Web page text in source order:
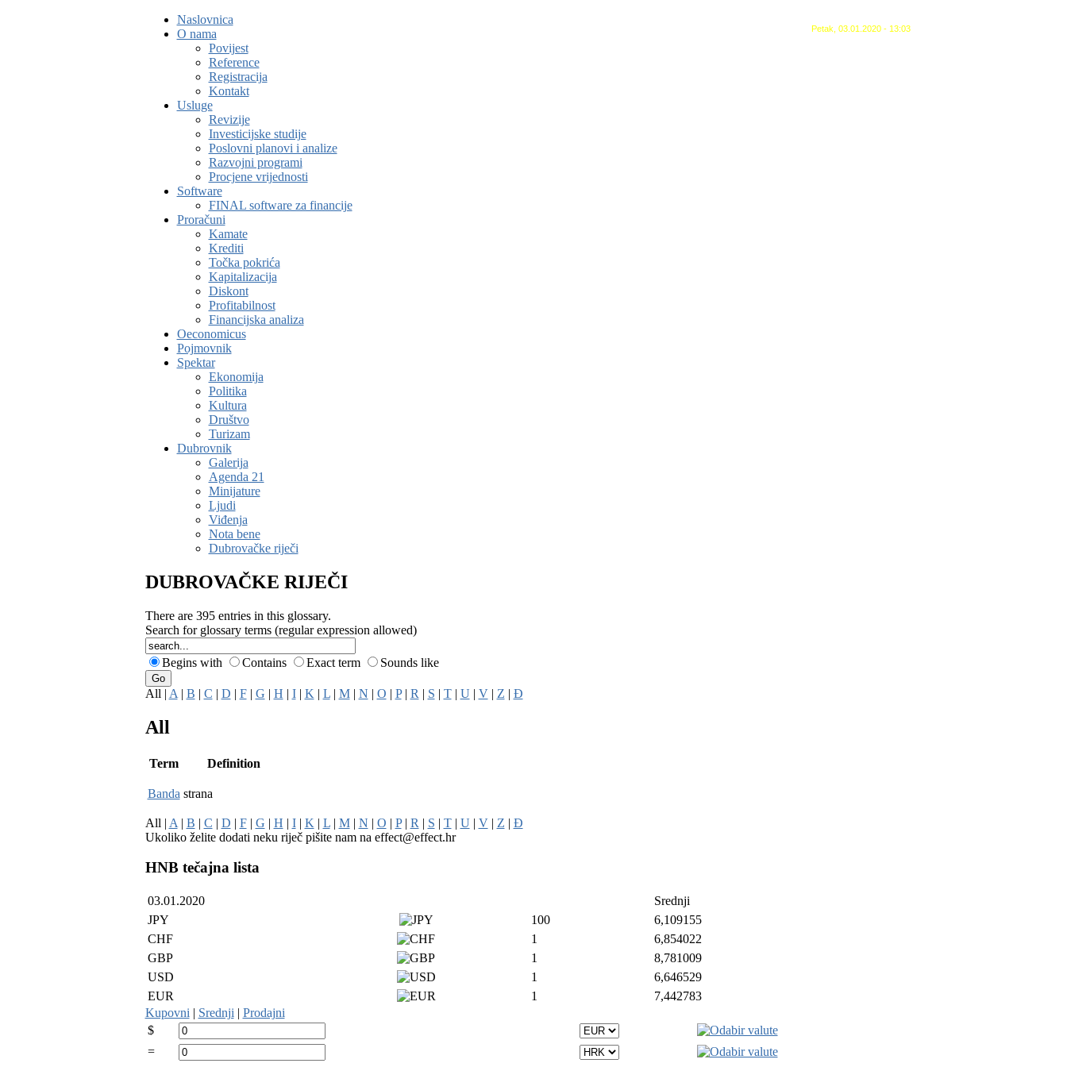
Petak, 03.01.2020 - 13:03
Naslovnica
O nama
Povijest
Reference
Registracija
Kontakt
Usluge
Revizije
Investicijske studije
Poslovni planovi i analize
Razvojni programi
Procjene vrijednosti
Software
FINAL software za financije
Proračuni
Kamate
Krediti
Točka pokrića
Kapitalizacija
Diskont
Profitabilnost
Financijska analiza
Oeconomicus
Pojmovnik
Spektar
Ekonomija
Politika
Kultura
Društvo
Turizam
Dubrovnik
Galerija
Agenda 21
Minijature
Ljudi
Viđenja
Nota bene
Dubrovačke riječi
DUBROVAČKE RIJEČI
There are 395 entries in this glossary.
Search for glossary terms (regular expression allowed)
Begins with Contains Exact term Sounds like
All | A | B | C | D | F| G | H | I| K | L| M| N | O | P| R | S | T| U | V| Z | Đ
All
Term Definition
Banda strana
All | A | B | C | D | F| G | H | I| K | L| M| N | O | P| R | S | T| U | V| Z | Đ
Ukoliko želite dodati neku riječ pišite nam na effect@effect.hr
HNB tečajna lista
03.01.2020
Srednji
JPY
100
6,109155
CHF
1
6,854022
GBP
1
8,781009
USD
1
6,646529
EUR
1
7,442783
Kupovni | Srednji | Prodajni
$
=